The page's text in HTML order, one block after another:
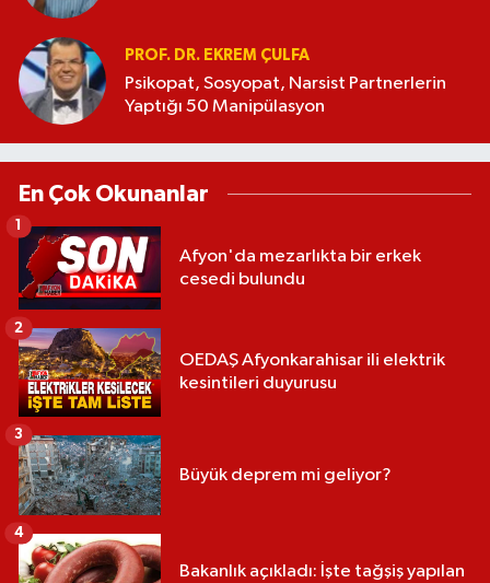
PROF. DR. EKREM ÇULFA
Psikopat, Sosyopat, Narsist Partnerlerin
Yaptığı 50 Manipülasyon
En Çok Okunanlar
Afyon'da mezarlıkta bir erkek
cesedi bulundu
1
OEDAŞ Afyonkarahisar ili elektrik
kesintileri duyurusu
2
Büyük deprem mi geliyor?
3
Bakanlık açıkladı: İşte tağşiş yapılan
4